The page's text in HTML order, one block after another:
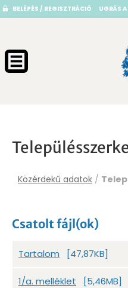
BELÉPÉS / REGISZTRÁCIÓ UGRÁS
Közérdekű adatok /
Csatolt fájl(ok)
Tartalom [47,87KB]
1/a. melléklet [5,46MB]